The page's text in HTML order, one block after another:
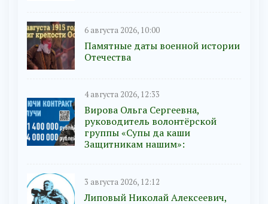
6 августа 2026, 10:00
Памятные даты военной истории
Отечества
4 августа 2026, 12:33
Вирова Ольга Сергеевна,
руководитель волонтёрской
группы «Супы да каши
Защитникам нашим»:
3 августа 2026, 12:12
Липовый Николай Алексеевич,